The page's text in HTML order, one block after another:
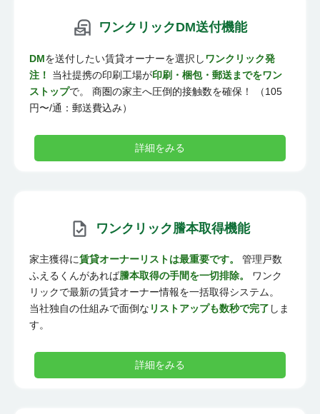
ワンクリックDM送付機能
DMを送付したい賃貸オーナーを選択しワンクリック発
注！
当社提携の印刷工場が印刷・梱包・郵送までをワン
ストップで。 商圏の家主へ圧倒的接触数を確保！ （105
円〜/通：郵送費込み）
詳細をみる
ワンクリック謄本取得機能
家主獲得に賃貸オーナーリストは最重要です。
管理戸数
ふえるくんがあれば謄本取得の手間を一切排除。
ワンク
リックで最新の賃貸オーナー情報を一括取得システム。
当社独自の仕組みで面倒な リストアップも数秒で完了 しま
す。
詳細をみる